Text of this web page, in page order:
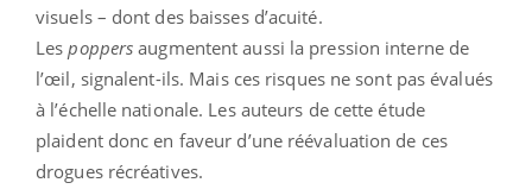
visuels – dont des baisses d’acuité.
Lespoppers augmentent aussi la pression interne de
l’œil, signalent-ils. Mais ces risques ne sont pas évalués
à l’échelle nationale. Les auteurs de cette étude
plaident donc en faveur d’une réévaluation de ces
drogues récréatives.